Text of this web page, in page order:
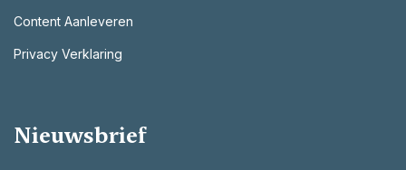
Content Aanleveren
Privacy Verklaring
Nieuwsbrief